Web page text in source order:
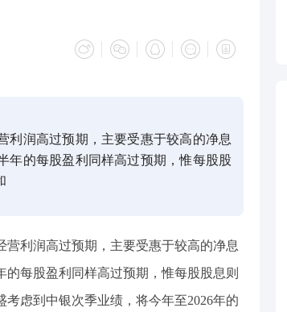
利润高过预期，主要受惠于较高的净息
年的每股盈利同样高过预期，惟每股股
利润高过预期，主要受惠于较高的净息
每股盈利同样高过预期，惟每股股息则
虑到中银次季业绩，将今年至2026年的